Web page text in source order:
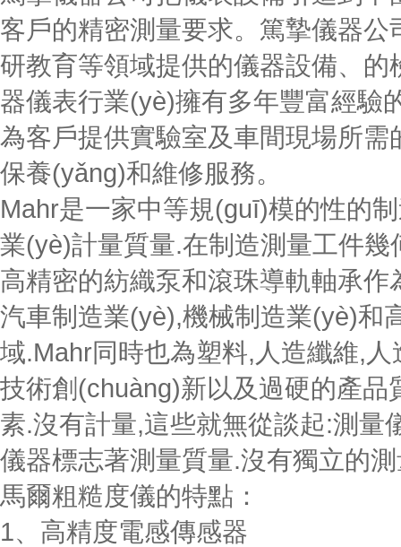
客戶的精密測量要求。篤摯儀器公
研教育等領域提供的儀器設備
器儀表行業(yè)擁有多年豐富經驗
為客戶提供實驗室及車間現場所需
保養(yǎng)和維修服務。
Mahr是一家中等規(guī)模的性的
業(yè)計量質量.在制造測量工件
高精密的紡織泵和滾珠導軌軸承
汽車制造業(yè),機械制造業(yè)和
域.Mahr同時也為塑料,人造纖維,
技術創(chuàng)新以及過硬的產
素.沒有計量,這些就無從談起:測量
儀器標志著測量質量.沒有獨立的
馬爾粗糙度儀的特點：
1、高精度電感傳感器